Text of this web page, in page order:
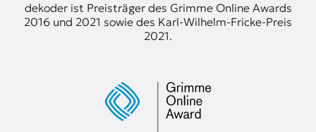
dekoder ist Preisträger des Grimme Online Awards
2016 und 2021 sowie des Karl-Wilhelm-Fricke-Preis
2021.